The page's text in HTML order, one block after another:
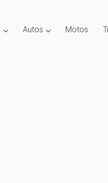
Autos Motos